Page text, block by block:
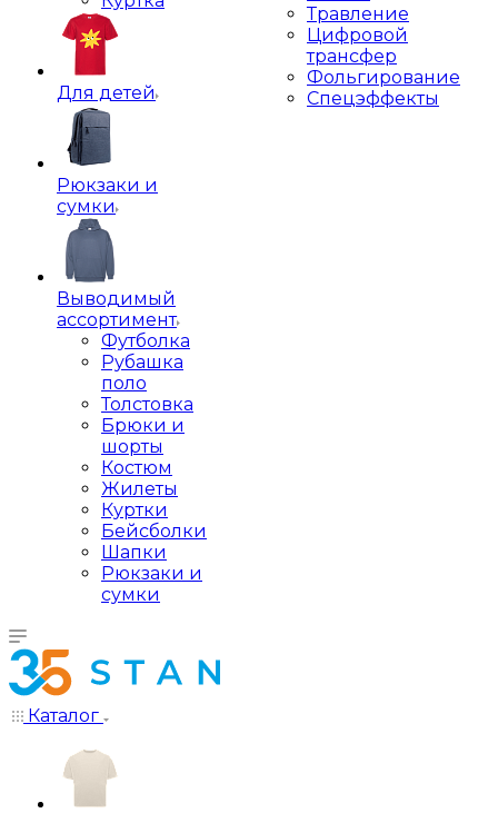
Для детей
Рюкзаки и
сумки
Выводимый
ассортимент
Футболка
Рубашка
поло
Толстовка
Брюки и
шорты
Костюм
Жилеты
Куртки
Бейсболки
Шапки
Рюкзаки и
сумки
Травление
Цифровой
трансфер
Фольгирование
Спецэффекты
Каталог